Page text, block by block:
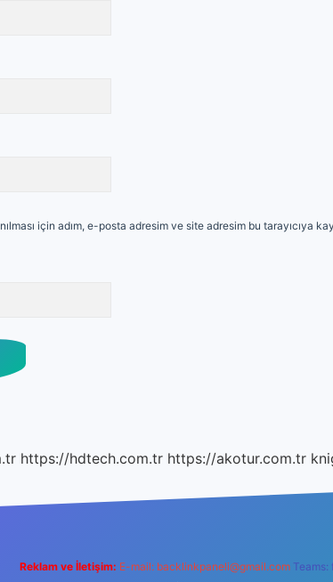
için adım, e-posta adresim ve site adresim bu tarayıcıya
https://hdtech.com.tr https://akotur.com.tr
Reklam ve İletişim: E-mail: backlinkpaneli@gmail.com Teams: